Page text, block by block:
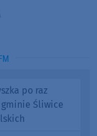
po raz
gminie Śliwice